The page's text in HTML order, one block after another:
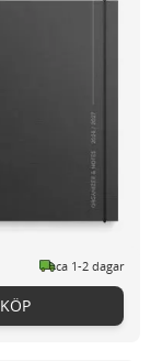
ca 1-2 dagar
KÖP